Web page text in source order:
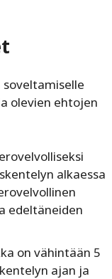
olevien ehtojen
alkaessa
edeltäneiden
on vähintään 5
ajan ja